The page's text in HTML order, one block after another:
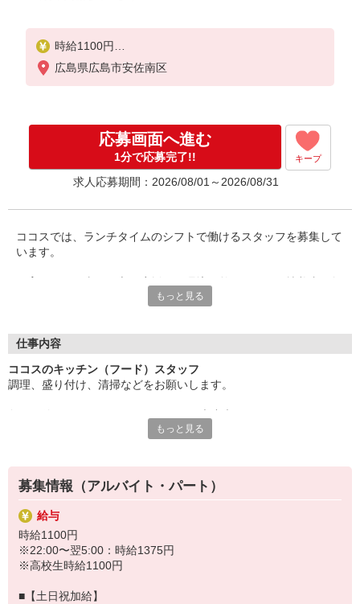
時給1100円
※22:00〜翌5:00：時給1375円
※高校生時給1100円
土日祝は1時間当たり＋100円
早朝手当（5:00〜8:00）時給＋150円
広島県広島市安佐南区
応募画面へ進む
1分で応募完了!! キープ
求人応募期間：2026/08/01～2026/08/31
ココスでは、ランチタイムのシフトで働けるスタッフを募集して
います。
シフトは柔軟に対応でき、急な予定変更にも安心。未経験でも丁
安心してスタートできます。
り。
もっと見る
仕事内容
ココスのキッチン（フード）スタッフ
調理、盛り付け、清掃などをお願いします。
まずは盛り付けやお皿洗いなどからお任せするので
ゆくゆくはハンバーグやスパゲッティなどのメニューも担当してい
ただきます。
（マニュアルあり）
もっと見る
募集情報（アルバイト・パート）
給与
時給1100円
※22:00〜翌5:00：時給1375円
※高校生時給1100円
■【土日祝加給】